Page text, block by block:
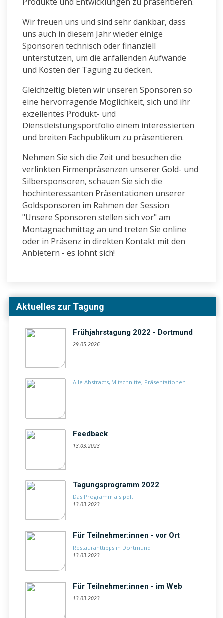
Wir freuen uns und sind sehr dankbar, dass
uns auch in diesem Jahr wieder einige
Sponsoren technisch oder finanziell
unterstützen, um die anfallenden Aufwände
und Kosten der Tagung zu decken.
Gleichzeitig bieten wir unseren Sponsoren so
eine hervorragende Möglichkeit, sich und ihr
exzellentes Produkt- und
Dienstleistungsportfolio einem interessierten
und breiten Fachpublikum zu präsentieren.
Nehmen Sie sich die Zeit und besuchen die
verlinkten Firmenpräsenzen unserer Gold- und
Silbersponsoren, schauen Sie sich die
hochinteressanten Präsentationen unserer
Goldsponsoren im Rahmen der Session
"Unsere Sponsoren stellen sich vor" am
Montagnachmittag an und treten Sie online
oder in Präsenz in direkten Kontakt mit den
Anbietern - es lohnt sich!
Aktuelles zur Tagung
Frühjahrstagung 2022 - Dortmund
29.05.2026
Alle Abstracts, Mitschnitte, Präsentationen
Feedback
13.03.2023
Tagungsprogramm 2022
Das Programm als pdf.
13.03.2023
Für Teilnehmer:innen - vor Ort
Restauranttipps in Dortmund
13.03.2023
Für Teilnehmer:innen - im Web
13.03.2023